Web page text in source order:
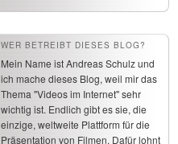
WER BETREIBT DIESES BLOG?
Mein Name ist Andreas Schulz und
ich mache dieses Blog, weil mir das
Thema "Videos im Internet" sehr
wichtig ist. Endlich gibt es sie, die
einzige, weltweite Plattform für die
Präsentation von Filmen. Dafür lohnt